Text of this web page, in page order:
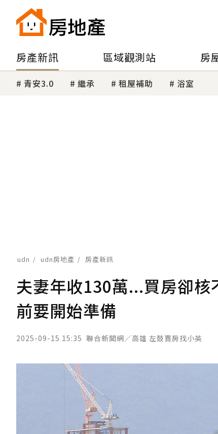
房產新訊 區域觀測站 房
青安3.0 繼承 租屋補助 浴室
udn udn房地產 房產新訊
夫妻年收130萬...買房卻
前要開始準備
2025-09-15 15:35 聯合新聞網／高雄 左鼓賣房找小英